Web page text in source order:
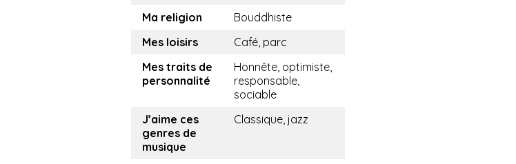
Ma religion
Bouddhiste
Mes loisirs
Café, parc
Mes traits de
personnalité
Honnête, optimiste,
responsable,
sociable
J’aime ces
genres de
musique
Classique, jazz